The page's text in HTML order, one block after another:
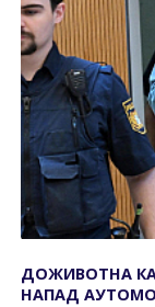
ДОЖИВОТНА
НАПАД